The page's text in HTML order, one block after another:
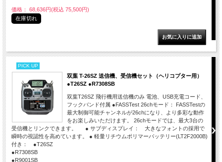
価格： 68,636円(税込 75,500円)
在庫切れ
PICK UP
双葉 T-26SZ 送信機、受信機セット（ヘリコプター用）
●T26SZ ●R7308SB
双葉T26SZ 飛行機用送信機のみ 電池、USB充電コード、
フックバンド付属 ●FASSTest 26chモード： FASSTestの
最大制御可能チャンネルが26chになり、より多彩な動作
をお楽しみいただけます。 26chモードでは、最大3台の
受信機とリンクできます。 ● サブディスプレイ： 大きなフォントの採用で
瞬時の視認性を高めています。 ● 軽量リチウムポリマーバッテリー(LT2F2000B)
付き： ●T26SZ
●R7308SB
●R9001SB